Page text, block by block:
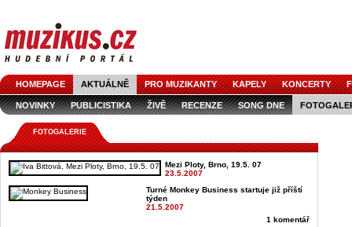
HOMEPAGE AKTUÁLNĚ PRO MUZIKANTY KAPELY KONCERTY
NOVINKY PUBLICISTIKA ŽIVĚ RECENZE SONG DNE
FOTOGALERIE
Mezi Ploty, Brno, 19.5. 07
23.5.2007
Turné Monkey Business startuje již příští
týden
21.5.2007
1 komentář